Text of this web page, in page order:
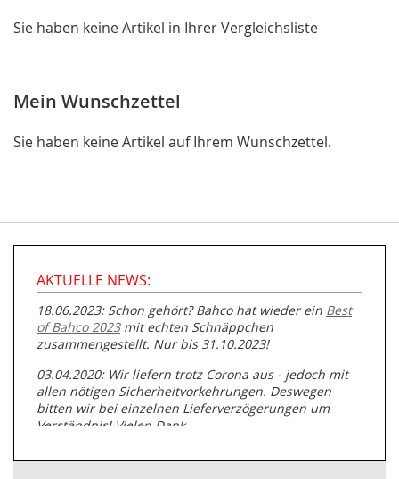
Sie haben keine Artikel in Ihrer Vergleichsliste
Mein Wunschzettel
Sie haben keine Artikel auf Ihrem Wunschzettel.
AKTUELLE NEWS:
18.06.2023: Schon gehört? Bahco hat wieder ein Best
of Bahco 2023mit echten Schnäppchen
zusammengestellt. Nur bis 31.10.2023!
03.04.2020: Wir liefern trotz Corona aus - jedoch mit
allen nötigen Sicherheitvorkehrungen. Deswegen
bitten wir bei einzelnen Lieferverzögerungen um
Verständnis! Vielen Dank.
05.07.2019: Neuester Zugang zu unserer